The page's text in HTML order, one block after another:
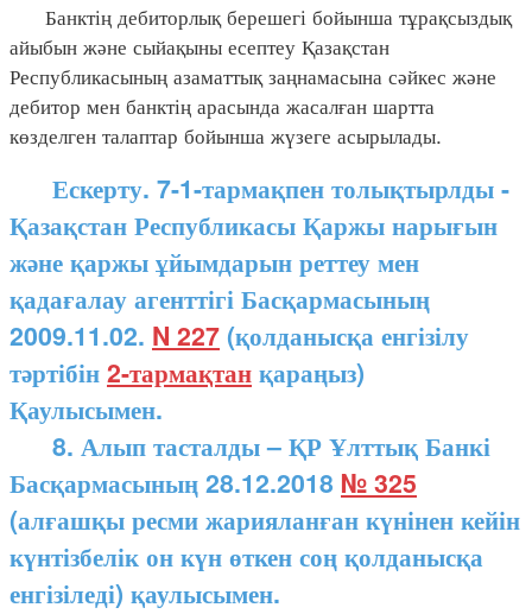
Банктің дебиторлық берешегі бойынша тұрақсыздық
айыбын және сыйақыны есептеу Қазақстан
Республикасының азаматтық заңнамасына сәйкес және
дебитор мен банктің арасында жасалған шартта
көзделген талаптар бойынша жүзеге асырылады.
Ескерту. 7-1-тармақпен толықтырлды -
Қазақстан Республикасы Қаржы нарығын
және қаржы ұйымдарын реттеу мен
қадағалау агенттігі Басқармасының
2009.11.02. N 227 (қолданысқа енгізілу
тәртібін2-тармақтанқараңыз)
Қаулысымен.
8. Алып тасталды – ҚР Ұлттық Банкі
Басқармасының 28.12.2018 № 325
(алғашқы ресми жарияланған күнінен кейін
күнтізбелік он күн өткен соң қолданысқа
енгізіледі) қаулысымен.